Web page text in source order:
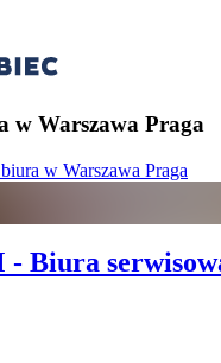
w Warszawa Praga
w Warszawa Praga
Biura